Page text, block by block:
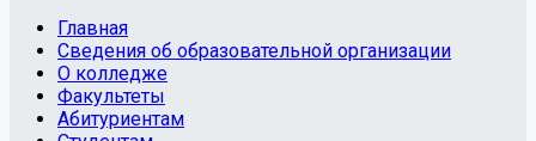
Главная
Сведения об образовательной организации
О колледже
Факультеты
Абитуриентам